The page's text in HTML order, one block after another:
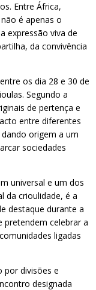
Entre África,
é apenas o
expressão viva de
da convivência
os dia 28 e 30 de
Segundo a
de pertença e
entre diferentes
origem a um
sociedades
universal e um dos
da crioulidade, é a
destaque durante a
pretendem celebrar a
ligadas
por divisões e
designada